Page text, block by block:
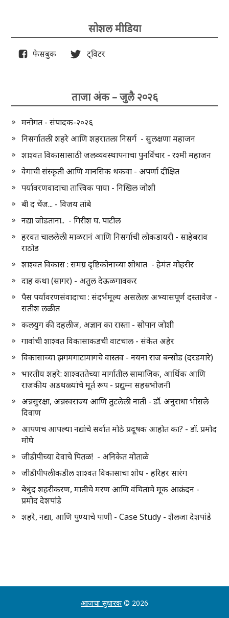
सोशल मीडिया
फेसबुक ट्विटर
ताजा अंक – जुलै २०२६
मनोगत - संपादक-२०२६
निसर्गातली शहरे आणि शहरातला निसर्ग - सुलक्षणा महाजन
शाश्वत विकासासाठी जलव्यवस्थापनाचा पुनर्विचार - रश्मी महाजन
वेगाची संस्कृती आणि मानसिक थकवा - अपर्णा दीक्षित
पर्यावरणवादाचा तात्त्विक पाया - निखिल जोशी
बी द चेंज... - विजय तांबे
नद्या जोडताना.. - गिरीश घ. पाटील
हरवत चाललेली माळरानं आणि निसर्गाची लोकडायरी - साहेबराव
राठोड
शाश्वत विकास : समग्र दृष्टिकोनाच्या शोधात - हेमंत मोहरीर
दाह कथा (सागर) - अतुल देऊळगावकर
पैस पर्यावरणसंवादाचा : संदर्भमूल्य असलेला अभ्यासपूर्ण दस्तावेज -
सतीश लळीत
कलयुग की दहलीज, अज्ञान का रास्ता - सोपान जोशी
गावांची शाश्वत विकासाकडची वाटचाल - संकेत अहेर
विकासाच्या झगमगाटामागचे वास्तव - नयना राज बन्सोड (दरडमारे)
भारतीय शहरे: शाश्वततेच्या मार्गातील सामाजिक, आर्थिक आणि
राजकीय अडथळ्यांचे मूर्त रूप - प्रद्युम्न सहस्रभोजनी
अन्नसुरक्षा, अन्नस्वराज्य आणि तुटलेली नाती - डॉ. अनुराधा भोसले
दिवाण
आपणच आपल्या नद्यांचे सर्वात मोठे प्रदूषक आहोत का? - डॉ. प्रमोद
मोघे
जीडीपीच्या देवाचे पितळ! - अनिकेत मोताळे
जीडीपीपलीकडील शाश्वत विकासाचा शोध - हरिहर सारंग
बेधुंद शहरीकरण, मातीचे मरण आणि वंचितांचे मूक आक्रंदन -
प्रमोद देशपांडे
शहरे, नद्या, आणि पुण्याचे पाणी - Case Study - शैलजा देशपांडे
आजचा सुधारक © 2026